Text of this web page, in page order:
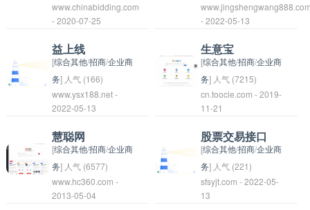
场挑战，实现个人和组
织的发展目标。
易，从而获取更多的收
益。投资者需要按照规
定的配资比例向申宝公
司缴纳一定的保证金，
同时承担一定的风险。
在投资中，投资者需要
谨慎操作，控制风险，
以获得稳健的投资收
益。
务。网站通过整合行业
资源，为废塑料企业提
供信息发布平台，促进
废塑料的资源再利用和
循环利用。同时，网站
也致力于推动废塑料行
业的发展，推动废塑料
资源化利用的进程。
中国国际招标网是一个
专门提供招标信息和招
标服务的网站，为企业
和机构提供了一个平
台，发布招标信息、寻
找合作伙伴、参与竞标
等。通过该网站，用户
可以获取最新的招标信
息，了解市场动向，拓
展业务机会。同时，也
为招标单位和投标方提
供了便利的沟通方式，
www.chinabidding.com
- 2020-07-25
- 2022-05-13
益上线
[综合其他/招商/企业商
务] 人气 (166)
益上线可能是指一个新
的网站、应用程序或服
务正式上线运营，带来
更多的益处或利益。这
种消息通常意味着用户
可以开始访问和使用这
个新平台，并享受其中
www.ysx188.net -
2022-05-13
生意宝
[综合其他/招商/企业商
务] 人气 (7215)
生意宝是一个企业管理
软件，致力于帮助中小
企业提高效率、降低成
本、增加收入。通过生
意宝软件，企业可以实
现财务管理、人力资源
管理、销售管理、客户
cn.toocle.com - 2019-
11-21
慧聪网
[综合其他/招商/企业商
务] 人气 (6577)
www.hc360.com -
2013-05-04
股票交易接口
[综合其他/招商/企业商
务] 人气 (221)
股票交易接口是指一种
用于在股票市场进行交
sfsyjt.com - 2022-05-
13